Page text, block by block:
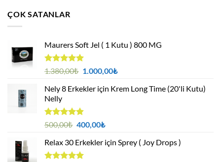
ÇOK SATANLAR
Maurers Soft Jel ( 1 Kutu ) 800 MG
5 üzerinden
oy
aldı
1.380,00₺ Orijinal
1.380,00₺.
1.000,00₺Şu
fiyat:
Nely 8 Erkekler için Krem Long Time (20'li Kutu)
Nelly
5 üzerinden
oy
aldı
500,00₺ Orijinal
500,00₺.
400,00₺Şu
fiyat:
Relax 30 Erkekler için Sprey ( Joy Drops )